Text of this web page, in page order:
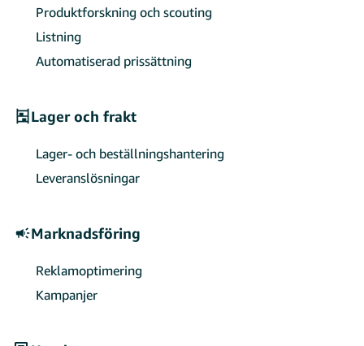
Produktforskning och scouting
Listning
Automatiserad prissättning
Lager och frakt
Lager- och beställningshantering
Leveranslösningar
Marknadsföring
Reklamoptimering
Kampanjer